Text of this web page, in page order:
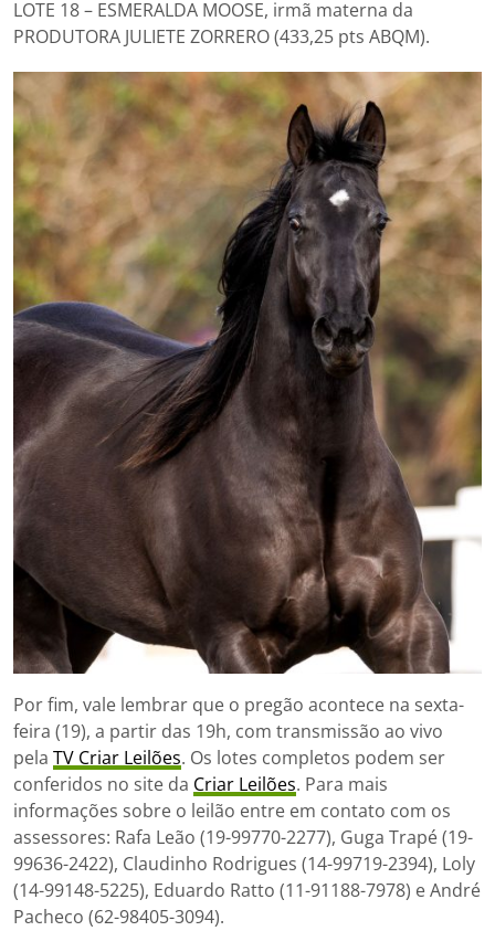
LOTE 18 – ESMERALDA MOOSE, irmã materna da
PRODUTORA JULIETE ZORRERO (433,25 pts ABQM).
Por fim, vale lembrar que o pregão acontece na sexta-
feira (19), a partir das 19h, com transmissão ao vivo
pela TV Criar Leilões. Os lotes completos podem ser
conferidos no site da Criar Leilões. Para mais
informações sobre o leilão entre em contato com os
assessores: Rafa Leão (19-99770-2277), Guga Trapé (19-
99636-2422), Claudinho Rodrigues (14-99719-2394), Loly
(14-99148-5225), Eduardo Ratto (11-91188-7978) e André
Pacheco (62-98405-3094).